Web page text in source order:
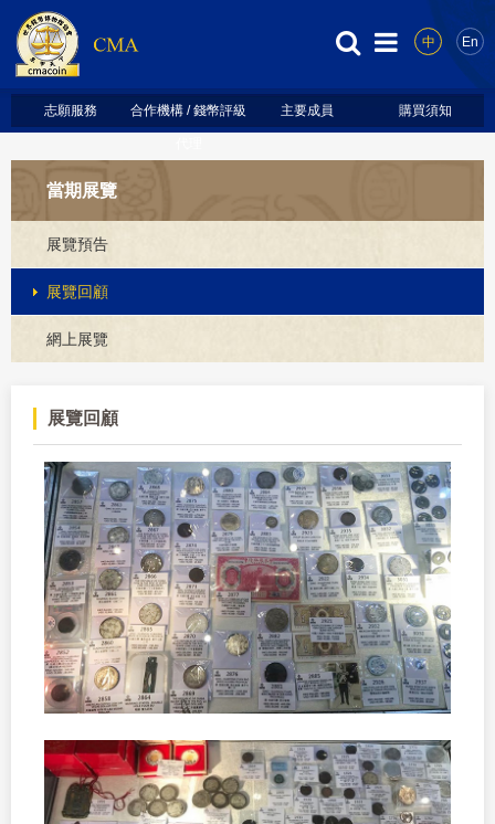
中 En
志願服務 合作機構 / 錢幣評級 主要成員 購買須知
當期展覽
展覽預告
展覽回顧
網上展覽
展覽回顧